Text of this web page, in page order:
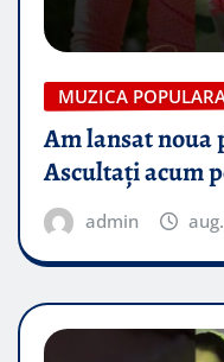
MUZICA
Am lansat noua
Ascultați acum
admin